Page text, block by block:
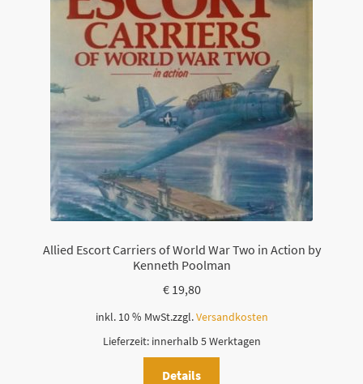
Allied Escort Carriers of World War Two in Action by
Kenneth Poolman
€19,80
inkl. 10 % MwSt.zzgl.Versandkosten
Lieferzeit: innerhalb 5 Werktagen
Details